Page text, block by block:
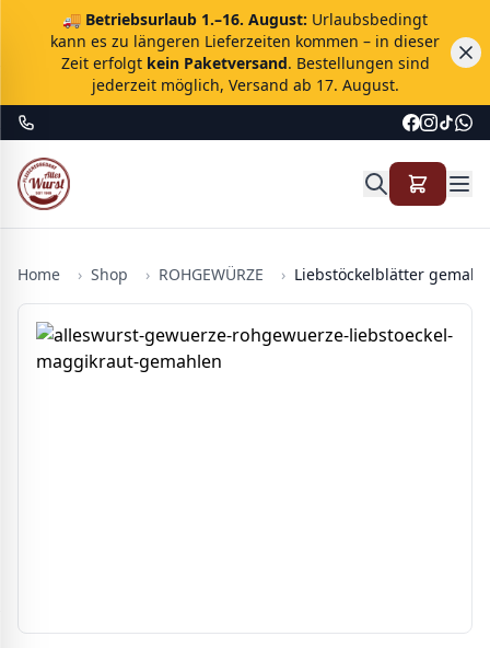
🚚 Betriebsurlaub 1.–16. August: Urlaubsbedingt
kann es zu längeren Lieferzeiten kommen – in dieser
Zeit erfolgt kein Paketversand. Bestellungen sind
jederzeit möglich, Versand ab 17. August.
Home › Shop › ROHGEWÜRZE › Liebstöckelblätter